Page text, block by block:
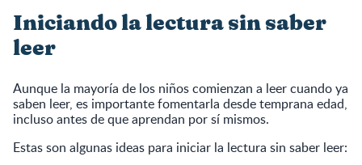
Iniciando la lectura sin saber
leer
Aunque la mayoría de los niños comienzan a leer cuando ya
saben leer, es importante fomentarla desde temprana edad,
incluso antes de que aprendan por sí mismos.
Estas son algunas ideas para iniciar la lectura sin saber leer: